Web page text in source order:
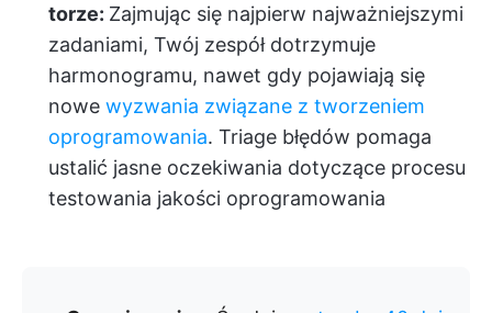
torze: Zajmując się najpierw najważniejszymi
zadaniami, Twój zespół dotrzymuje
harmonogramu, nawet gdy pojawiają się
nowe wyzwania związane z tworzeniem
oprogramowania. Triage błędów pomaga
ustalić jasne oczekiwania dotyczące procesu
testowania jakości oprogramowania